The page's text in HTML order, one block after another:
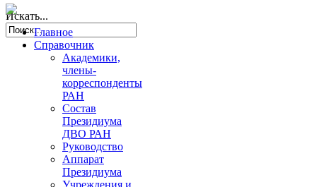
Искать...
Главное
Справочник
Академики,
члены-
корреспонденты
РАН
Состав
Президиума
ДВО РАН
Руководство
Аппарат
Президиума